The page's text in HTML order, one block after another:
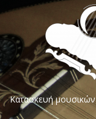
Κατασκευή μουσικών